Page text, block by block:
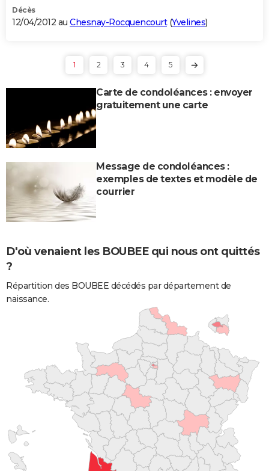
Décès
12/04/2012 au Chesnay-Rocquencourt(Yvelines)
1 2 3 4 5
Carte de condoléances : envoyer
gratuitement une carte
Message de condoléances :
exemples de textes et modèle de
courrier
D'où venaient les BOUBEE qui nous ont quittés
?
Répartition des BOUBEE décédés par département de
naissance.